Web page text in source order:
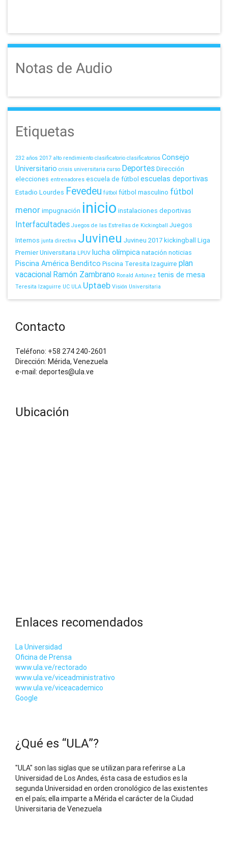
Notas de Audio
Etiquetas
232 años 2017 alto rendimiento clasificatorio clasificatorios Consejo
Universitario crisis universitaria curso DeportesDirección
elecciones entrenadores escuela de fútbol escuelas deportivas
Estadio Lourdes Fevedeu fútbol fútbol masculino fútbol
menorimpugnación inicio instalaciones deportivas
Interfacultades Juegos de las Estrellas de Kickingball Juegos
Internos junta directiva Juvineu Juvineu 2017kickingball Liga
Premier Universitaria LPUV lucha olímpicanatación noticias
Piscina América Benditco Piscina Teresita Izaguirre plan
vacacional Ramón Zambrano Ronald Antúnez tenis de mesa
Teresita Izaguirre UC ULA Uptaeb Visión Universitaria
Contacto
Teléfono: +58 274 240-2601
Dirección: Mérida, Venezuela
e-mail: deportes@ula.ve
Ubicación
Enlaces recomendados
La Universidad
Oficina de Prensa
www.ula.ve/rectorado
www.ula.ve/viceadministrativo
www.ula.ve/viceacademico
Google
¿Qué es “ULA”?
"ULA" son las siglas que se utilizan para referirse a La
Universidad de Los Andes, ésta casa de estudios es la
segunda Universidad en orden cronológico de las existentes
en el país; ella imparte a Mérida el carácter de la Ciudad
Universitaria de Venezuela